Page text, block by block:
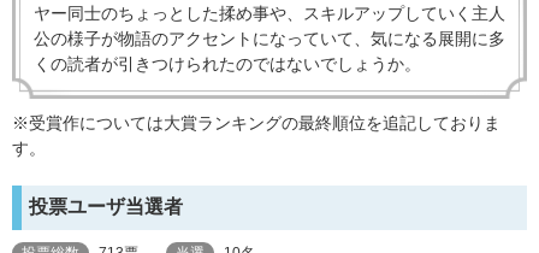
ヤー同士のちょっとした揉め事や、スキルアップしていく主人
公の様子が物語のアクセントになっていて、気になる展開に多
くの読者が引きつけられたのではないでしょうか。
※受賞作については大賞ランキングの最終順位を追記しておりま
す。
投票ユーザ当選者